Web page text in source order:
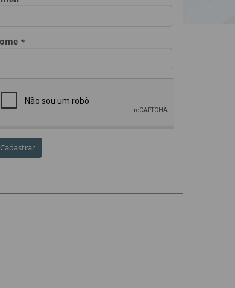
Dia dos Professores
golpe do precatório
golpes a credores
Messias Falleiros OAB SP OPV